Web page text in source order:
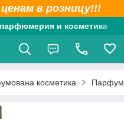
в розницу!!!
и косметика
косметика